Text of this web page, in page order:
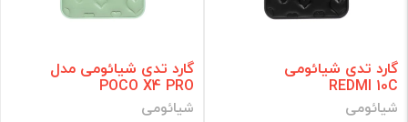
گارد تدی شیائومی
REDMI 10C
شیائومی
گارد تدی شیائومی مدل
POCO X4 PRO
شیائومی